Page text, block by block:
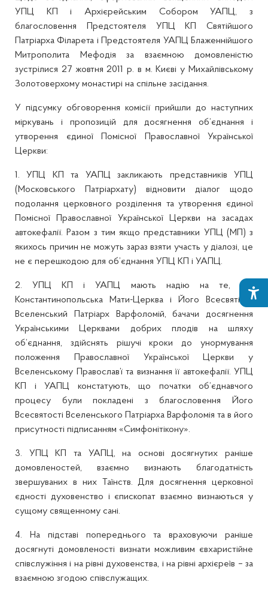
УПЦ КП і Архієрейським Собором УАПЦ, з
благословення Предстоятеля УПЦ КП Святійшого
Патріарха Філарета і Предстоятеля УАПЦ Блаженнійшого
Митрополита Мефодія за взаємною домовленістю
зустрілися 27 жовтня 2011 р. в м. Києві у Михайлівському
Золотоверхому монастирі на спільне засідання.
У підсумку обговорення комісії прийшли до наступних
міркувань і пропозицій для досягнення об’єднання і
утворення єдиної Помісної Православної Української
Церкви:
1. УПЦ КП та УАПЦ закликають представників УПЦ
(Московського Патріархату) відновити діалог щодо
подолання церковного розділення та утворення єдиної
Помісної Православної Української Церкви на засадах
автокефалії. Разом з тим якщо представники УПЦ (МП) з
якихось причин не можуть зараз взяти участь у діалозі, це
не є перешкодою для об’єднання УПЦ КП і УАПЦ.
2. УПЦ КП і УАПЦ мають надію на те, що
Константинопольська Мати-Церква і Його Всесвятість
Вселенський Патріарх Варфоломій, бачачи досягнення
Українськими Церквами добрих плодів на шляху
об’єднання, здійснять рішучі кроки до унормування
положення Православної Української Церкви у
Вселенському Православ’ї та визнання її автокефалії. УПЦ
КП і УАПЦ констатують, що початки об’єднавчого
процесу були покладені з благословення Його
Всесвятості Вселенського Патріарха Варфоломія та в його
присутності підписанням «Симфонітікону».
3. УПЦ КП та УАПЦ, на основі досягнутих раніше
домовленостей, взаємно визнають благодатність
звершуваних в них Таїнств. Для досягнення церковної
єдності духовенство і єпископат взаємно визнаються у
сущому священному сані.
4. На підставі попереднього та враховуючи раніше
досягнуті домовленості визнати можливим євхаристійне
співслужіння і на рівні духовенства, і на рівні архієреїв – за
взаємною згодою співслужащих.